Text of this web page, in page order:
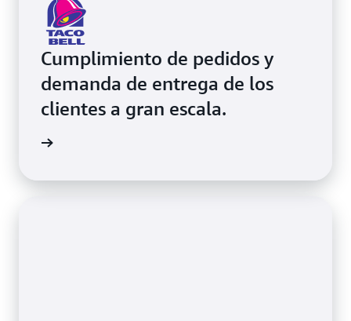
Cumplimiento de pedidos y
demanda de entrega de los
clientes a gran escala.